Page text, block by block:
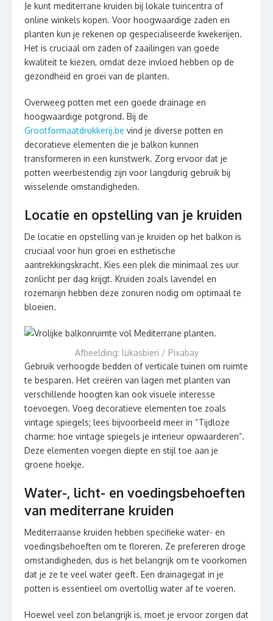
Je kunt mediterrane kruiden bij lokale tuincentra of
online winkels kopen. Voor hoogwaardige zaden en
planten kun je rekenen op gespecialiseerde kwekerijen.
Het is cruciaal om zaden of zaailingen van goede
kwaliteit te kiezen, omdat deze invloed hebben op de
gezondheid en groei van de planten.
Overweeg potten met een goede drainage en
hoogwaardige potgrond. Bij de
Grootformaatdrukkerij.be vind je diverse potten en
decoratieve elementen die je balkon kunnen
transformeren in een kunstwerk. Zorg ervoor dat je
potten weerbestendig zijn voor langdurig gebruik bij
wisselende omstandigheden.
Locatie en opstelling van je kruiden
De locatie en opstelling van je kruiden op het balkon is
cruciaal voor hun groei en esthetische
aantrekkingskracht. Kies een plek die minimaal zes uur
zonlicht per dag krijgt. Kruiden zoals lavendel en
rozemarijn hebben deze zonuren nodig om optimaal te
bloeien.
Afbeelding: lukasbieri / Pixabay
Gebruik verhoogde bedden of verticale tuinen om ruimte
te besparen. Het creëren van lagen met planten van
verschillende hoogten kan ook visuele interesse
toevoegen. Voeg decoratieve elementen toe zoals
vintage spiegels; lees bijvoorbeeld meer in “Tijdloze
charme: hoe vintage spiegels je interieur opwaarderen”.
Deze elementen voegen diepte en stijl toe aan je
groene hoekje.
Water-, licht- en voedingsbehoeften
van mediterrane kruiden
Mediterraanse kruiden hebben specifieke water- en
voedingsbehoeften om te floreren. Ze prefereren droge
omstandigheden, dus is het belangrijk om te voorkomen
dat je ze te veel water geeft. Een drainagegat in je
potten is essentieel om overtollig water af te voeren.
Hoewel veel zon belangrijk is, moet je ervoor zorgen dat